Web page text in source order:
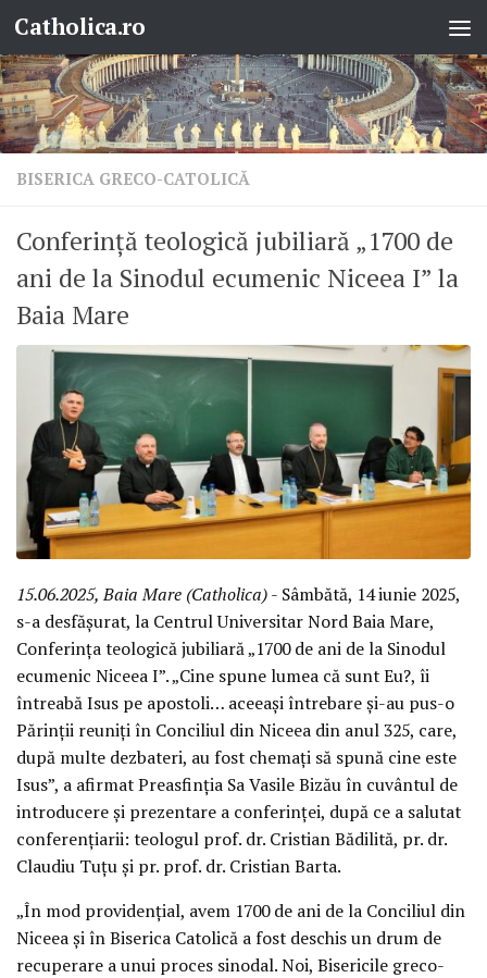
Skip to content
Catholica.ro
BISERICA GRECO-CATOLICĂ
Conferință teologică jubiliară „1700 de
ani de la Sinodul ecumenic Niceea I” la
Baia Mare
15.06.2025, Baia Mare (Catholica)- Sâmbătă, 14 iunie 2025,
s-a desfășurat, la Centrul Universitar Nord Baia Mare,
Conferința teologică jubiliară „1700 de ani de la Sinodul
ecumenic Niceea I”. „Cine spune lumea că sunt Eu?, îi
întreabă Isus pe apostoli… aceeași întrebare și-au pus-o
Părinții reuniți în Conciliul din Niceea din anul 325, care,
după multe dezbateri, au fost chemați să spună cine este
Isus”, a afirmat Preasfinția Sa Vasile Bizău în cuvântul de
introducere și prezentare a conferinței, după ce a salutat
conferențiarii: teologul prof. dr. Cristian Bădilită, pr. dr.
Claudiu Tuțu și pr. prof. dr. Cristian Barta.
„În mod providențial, avem 1700 de ani de la Conciliul din
Niceea și în Biserica Catolică a fost deschis un drum de
recuperare a unui proces sinodal. Noi, Bisericile greco-